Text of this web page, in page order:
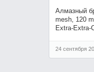
Алмазный
mesh, 120
Extra-
24 сентября